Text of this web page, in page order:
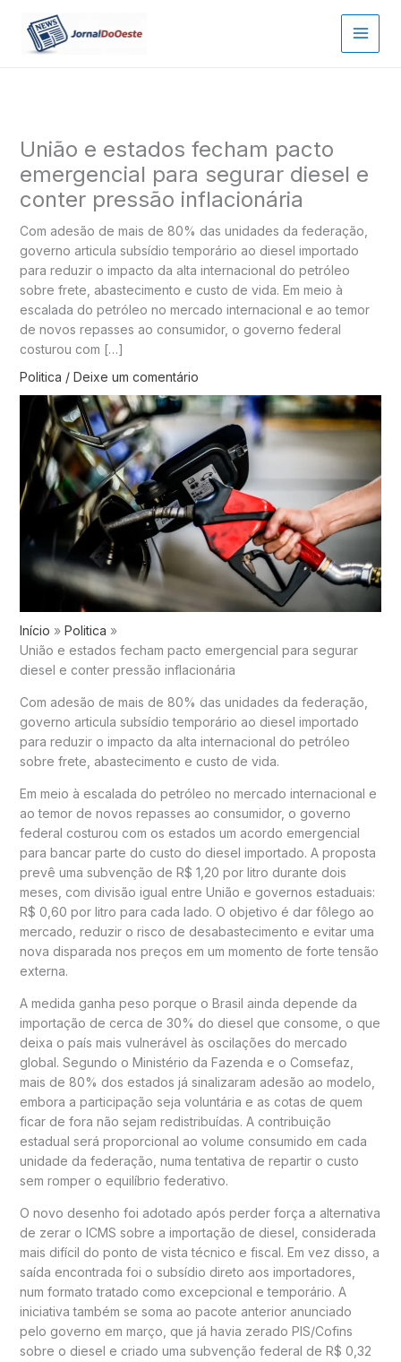
União e estados fecham pacto
emergencial para segurar diesel e
conter pressão inflacionária
Com adesão de mais de 80% das unidades da federação,
governo articula subsídio temporário ao diesel importado
para reduzir o impacto da alta internacional do petróleo
sobre frete, abastecimento e custo de vida. Em meio à
escalada do petróleo no mercado internacional e ao temor
de novos repasses ao consumidor, o governo federal
costurou com […]
Politica / Deixe um comentário
Início
Politica
União e estados fecham pacto emergencial para segurar
diesel e conter pressão inflacionária
Com adesão de mais de 80% das unidades da federação,
governo articula subsídio temporário ao diesel importado
para reduzir o impacto da alta internacional do petróleo
sobre frete, abastecimento e custo de vida.
Em meio à escalada do petróleo no mercado internacional e
ao temor de novos repasses ao consumidor, o governo
federal costurou com os estados um acordo emergencial
para bancar parte do custo do diesel importado. A proposta
prevê uma subvenção de R$ 1,20 por litro durante dois
meses, com divisão igual entre União e governos estaduais:
R$ 0,60 por litro para cada lado. O objetivo é dar fôlego ao
mercado, reduzir o risco de desabastecimento e evitar uma
nova disparada nos preços em um momento de forte tensão
externa.
A medida ganha peso porque o Brasil ainda depende da
importação de cerca de 30% do diesel que consome, o que
deixa o país mais vulnerável às oscilações do mercado
global. Segundo o Ministério da Fazenda e o Comsefaz,
mais de 80% dos estados já sinalizaram adesão ao modelo,
embora a participação seja voluntária e as cotas de quem
ficar de fora não sejam redistribuídas. A contribuição
estadual será proporcional ao volume consumido em cada
unidade da federação, numa tentativa de repartir o custo
sem romper o equilíbrio federativo.
O novo desenho foi adotado após perder força a alternativa
de zerar o ICMS sobre a importação de diesel, considerada
mais difícil do ponto de vista técnico e fiscal. Em vez disso, a
saída encontrada foi o subsídio direto aos importadores,
num formato tratado como excepcional e temporário. A
iniciativa também se soma ao pacote anterior anunciado
pelo governo em março, que já havia zerado PIS/Cofins
sobre o diesel e criado uma subvenção federal de R$ 0,32